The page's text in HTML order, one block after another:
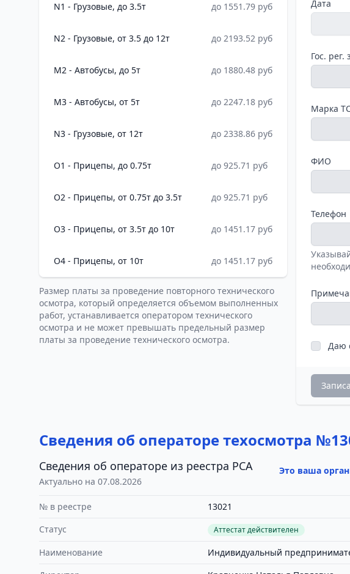
N1 - Грузовые, до 3.5т до 1551.79 руб
N2 - Грузовые, от 3.5 до 12т до 2193.52 руб
M2 - Автобусы, до 5т до 1880.48 руб
M3 - Автобусы, от 5т до 2247.18 руб
N3 - Грузовые, от 12т до 2338.86 руб
O1 - Прицепы, до 0.75т до 925.71 руб
O2 - Прицепы, от 0.75т до 3.5т до 925.71 руб
O3 - Прицепы, от 3.5т до 10т до 1451.17 руб
O4 - Прицепы, от 10т до 1451.17 руб
Размер платы за проведение повторного технического
осмотра, который определяется объемом выполненных
работ, устанавливается оператором технического
осмотра и не может превышать предельный размер
платы за проведение технического осмотра.
Дата
Гос. рег.
Марка
ФИО
Телефон
Даю
Сведения об операторе техосмотра
Сведения об операторе из реестра РСА
Актуально на 07.08.2026
Это ваша
№ в реестре
13021
Статус
Аттестат действителен
Наименование
Индивидуальный